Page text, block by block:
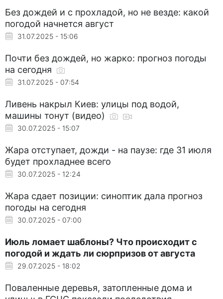
Без дождей и с прохладой, но не везде: какой
погодой начнется август
31.07.2025 - 15:06
Почти без дождей, но жарко: прогноз погоды
на сегодня
31.07.2025 - 07:54
Ливень накрыл Киев: улицы под водой,
машины тонут (видео)
30.07.2025 - 15:07
Жара отступает, дожди - на паузе: где 31 июля
будет прохладнее всего
30.07.2025 - 12:24
Жара сдает позиции: синоптик дала прогноз
погоды на сегодня
30.07.2025 - 07:00
Июль ломает шаблоны? Что происходит с
погодой и ждать ли сюрпризов от августа
29.07.2025 - 18:02
Поваленные деревья, затопленные дома и